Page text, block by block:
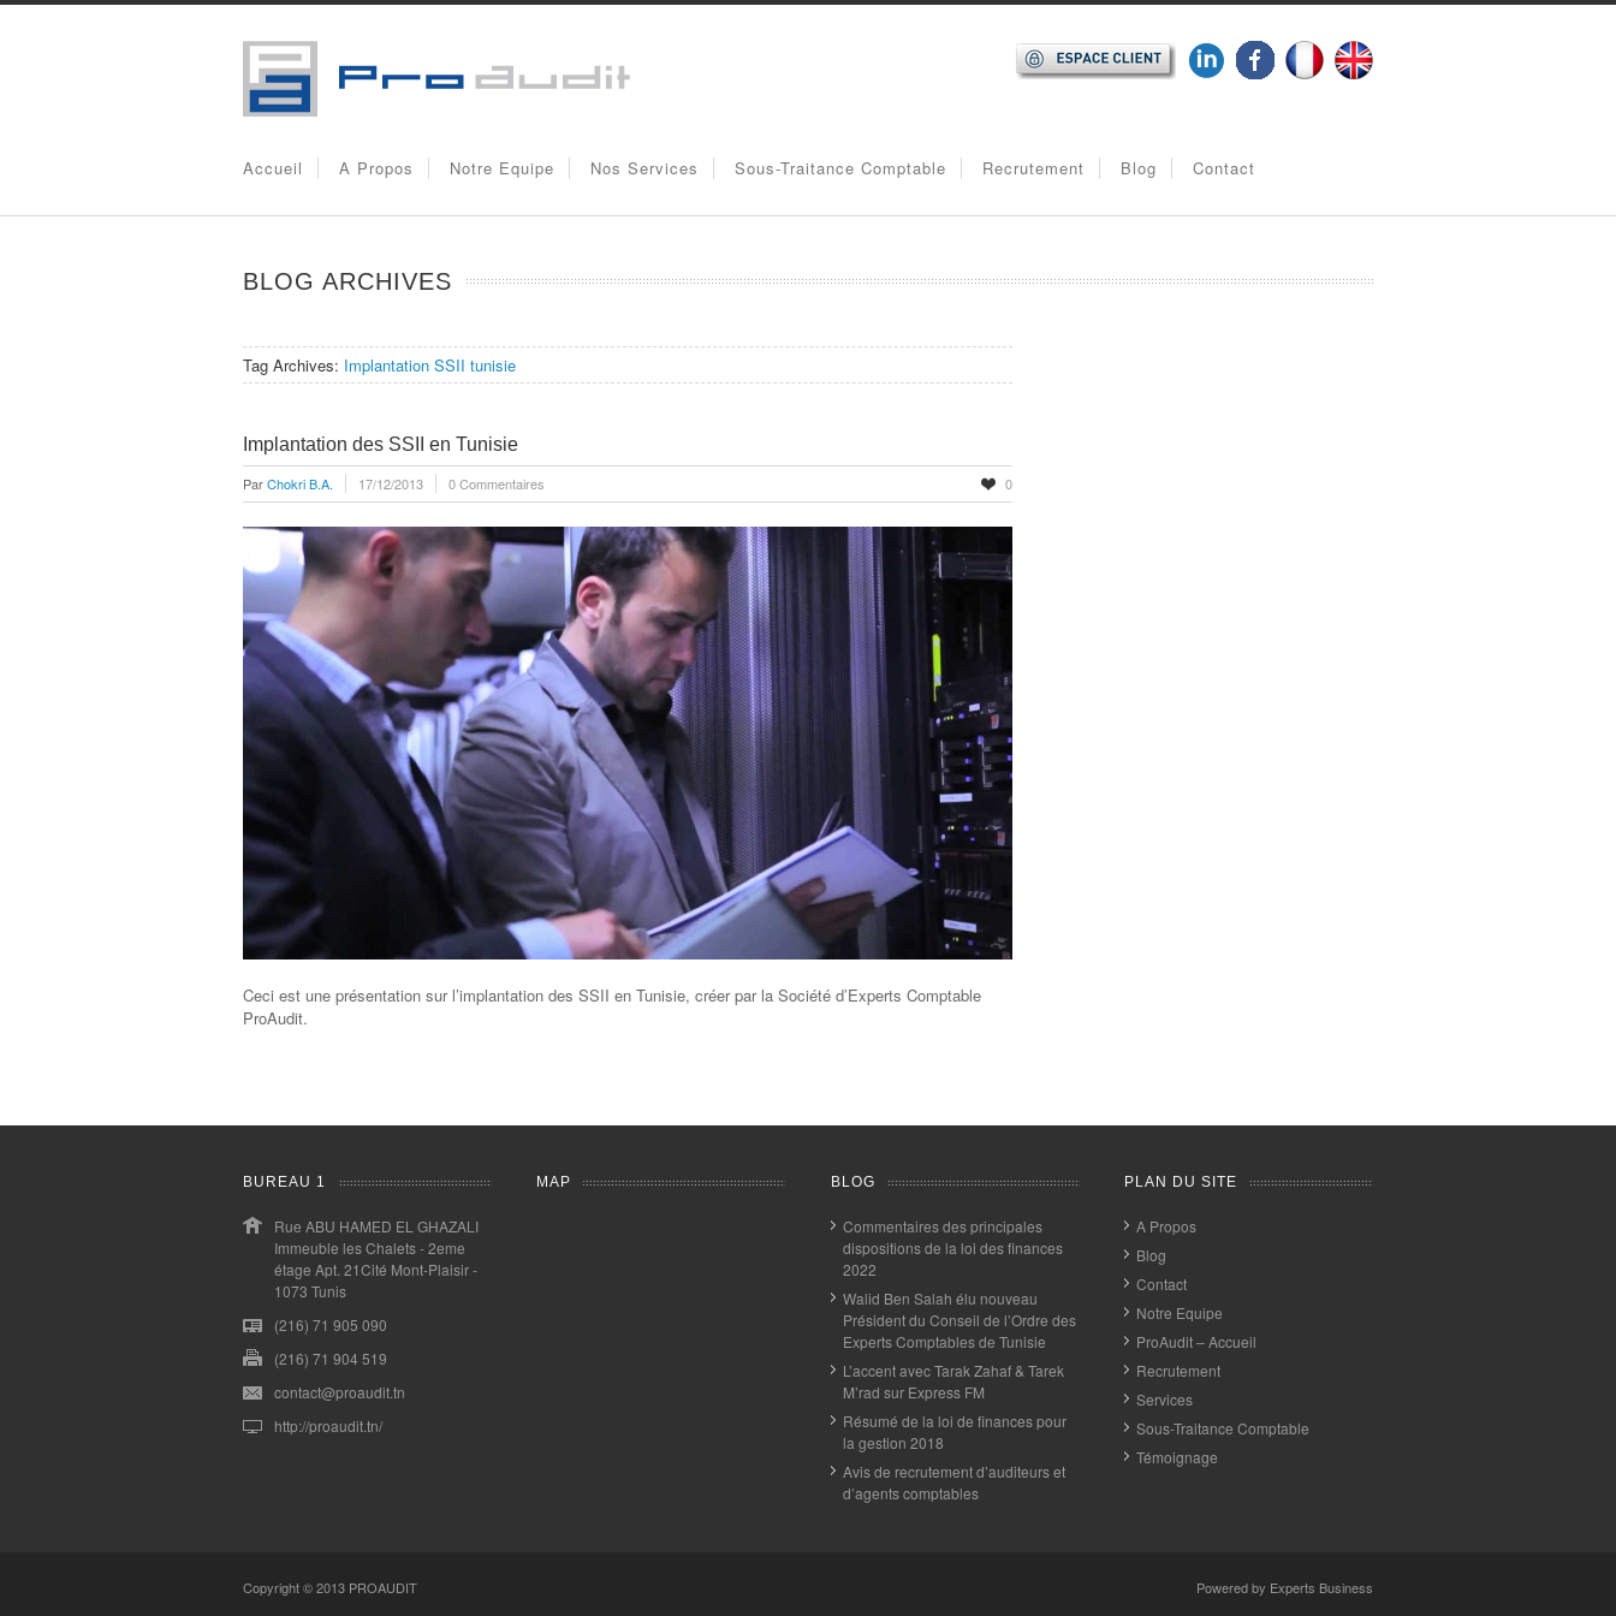
Accueil A Propos Notre Equipe Nos Services Sous-Traitance Comptable Recrutement Blog Contact
BLOG ARCHIVES
Tag Archives: Implantation SSII tunisie
Implantation des SSII en Tunisie
ParChokri B.A. 17/12/2013 0 Commentaires 0
Ceci est une présentation sur l’implantation des SSII en Tunisie, créer par la Société d’Experts Comptable
ProAudit.
BUREAU 1
Rue ABU HAMED EL GHAZALI
Immeuble les Chalets - 2eme
étage Apt. 21Cité Mont-Plaisir -
1073 Tunis
(216) 71 905 090
(216) 71 904 519
contact@proaudit.tn
http://proaudit.tn/
MAP BLOG
Commentaires des principales
dispositions de la loi des finances
2022
Walid Ben Salah élu nouveau
Président du Conseil de l’Ordre des
Experts Comptables de Tunisie
L’accent avec Tarak Zahaf & Tarek
M’rad sur Express FM
Résumé de la loi de finances pour
la gestion 2018
Avis de recrutement d’auditeurs et
d’agents comptables
PLAN DU SITE
A Propos
Blog
Contact
Notre Equipe
ProAudit – Accueil
Recrutement
Services
Sous-Traitance Comptable
Témoignage
Copyright © 2013 PROAUDIT Powered by Experts Business